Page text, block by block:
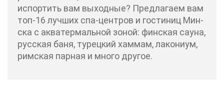
ис­пор­тить вам вы­ход­ные? Пред­ла­га­ем вам
топ-16 луч­ших спа-цен­тров и го­сти­ниц Мин­
ска с ак­ва­тер­маль­ной зо­ной: фин­ская сау­на,
рус­ская ба­ня, ту­рец­кий хам­мам, ла­ко­ни­ум,
рим­ская пар­ная и мно­го дру­гое.